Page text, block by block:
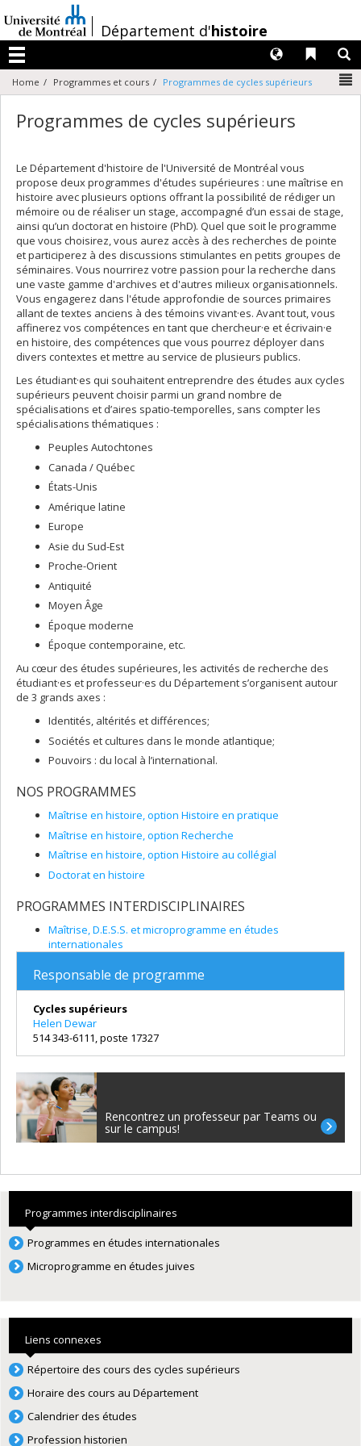
au
contenu
/Département d'histoire
Menu
Liens
Langues
Home Programmes et cours Programmes de cycles supérieurs
Programmes de cycles supérieurs
Le Département d'histoire de l'Université de Montréal vous
propose deux programmes d'études supérieures : une maîtrise en
histoire avec plusieurs options offrant la possibilité de rédiger un
mémoire ou de réaliser un stage, accompagné d’un essai de stage,
ainsi qu’un doctorat en histoire (PhD). Quel que soit le programme
que vous choisirez, vous aurez accès à des recherches de pointe
et participerez à des discussions stimulantes en petits groupes de
séminaires. Vous nourrirez votre passion pour la recherche dans
une vaste gamme d'archives et d'autres milieux organisationnels.
Vous engagerez dans l'étude approfondie de sources primaires
allant de textes anciens à des témoins vivant·es. Avant tout, vous
affinerez vos compétences en tant que chercheur·e et écrivain·e
en histoire, des compétences que vous pourrez déployer dans
divers contextes et mettre au service de plusieurs publics.
Les étudiant·es qui souhaitent entreprendre des études aux cycles
supérieurs peuvent choisir parmi un grand nombre de
spécialisations et d’aires spatio-temporelles, sans compter les
spécialisations thématiques :
Peuples Autochtones
Canada / Québec
États-Unis
Amérique latine
Europe
Asie du Sud-Est
Proche-Orient
Antiquité
Moyen Âge
Époque moderne
Époque contemporaine, etc.
Au cœur des études supérieures, les activités de recherche des
étudiant·es et professeur·es du Département s’organisent autour
de 3 grands axes :
Identités, altérités et différences;
Sociétés et cultures dans le monde atlantique;
Pouvoirs : du local à l’international.
NOS PROGRAMMES
Maîtrise en histoire, option Histoire en pratique
Maîtrise en histoire, option Recherche
Maîtrise en histoire, option Histoire au collégial
Doctorat en histoire
PROGRAMMES INTERDISCIPLINAIRES
Maîtrise, D.E.S.S. et microprogramme en études
internationales
Responsable de programme
Cycles supérieurs
Helen Dewar
514 343-6111, poste 17327
Rencontrez un professeur par Teams ou
sur le campus!
Programmes interdisciplinaires
Programmes en études internationales
Microprogramme en études juives
Liens connexes
Répertoire des cours des cycles supérieurs
Horaire des cours au Département
Calendrierdes études
Profession historien